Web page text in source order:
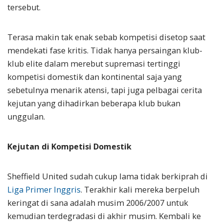
tersebut.
Terasa makin tak enak sebab kompetisi disetop saat
mendekati fase kritis. Tidak hanya persaingan klub-
klub elite dalam merebut supremasi tertinggi
kompetisi domestik dan kontinental saja yang
sebetulnya menarik atensi, tapi juga pelbagai cerita
kejutan yang dihadirkan beberapa klub bukan
unggulan.
Kejutan di Kompetisi Domestik
Sheffield United sudah cukup lama tidak berkiprah di
Liga Primer Inggris. Terakhir kali mereka berpeluh
keringat di sana adalah musim 2006/2007 untuk
kemudian terdegradasi di akhir musim. Kembali ke